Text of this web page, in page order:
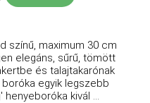
színű, maximum 30 cm
elegáns, sűrű, tömött
és talajtakarónak
boróka egyik legszebb
kivál ...